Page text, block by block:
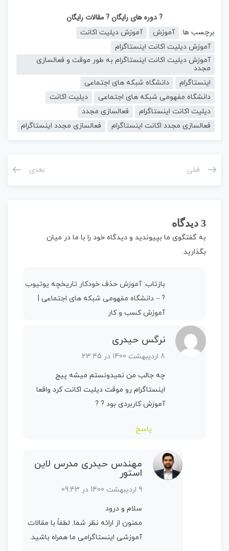
? دوره های رایگان? مقالات رایگان
برچسب ها:
آموزش
آموزش دیلیت اکانت
آموزش دیلیت اکانت اینستاگرام
آموزش دیلیت اکانت اینستاگرام به طور موقت و فعالسازی
مجدد
اینستاگرام
دانشگاه شبکه های اجتماعی
دانشگاه مفهومی شبکه های اجتماعی
دیلیت اکانت
دیلیت اکانت اینستاگرام
فعالسازی مجدد
فعالسازی مجدد اکانت اینستاگرام
فعالسازی مجدد اینستاگرام
قبلی بعدی
3 دیدگاه
به گفتگوی ما بپیوندید و دیدگاه خود را با ما در میان
بگذارید.
بازتاب:آموزش حذف خودکار تاریخچه یوتیوب
? – دانشگاه مفهومی شبکه های اجتماعی |
آموزش کسب و کار
نرگس حیدری
8 اردیبهشت 1400 در 23:45
چه جالب من نمیدونستم میشه پیج
اینستاگرام رو موقت دیلیت اکانت کرد واقعا
آموزش کاربردی بود ? ?
پاسخ
مهندس حیدری مدرس لاین
استور
9 اردیبهشت 1400 در 09:43
سلام و درود
ممنون از ارائه نظر شما. لطفاً با مقالات
آموزشی اینستاگرامی ما همراه باشید.